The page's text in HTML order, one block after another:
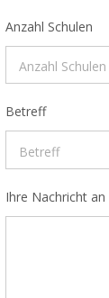
Anzahl Schulen
Betreff
Ihre Nachricht an